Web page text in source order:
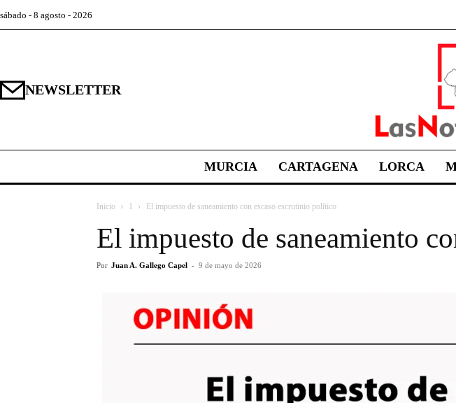
sábado - 8 agosto - 2026
NEWSLETTER
MURCIA CARTAGENA LORCA
Inicio 1 El impuesto de saneamiento con escaso escrutinio político
El impuesto de saneamiento
Por Juan A. Gallego Capel - 9 de mayo de 2026